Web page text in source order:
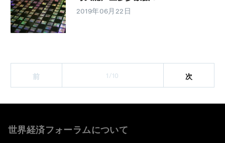
2019年06月22日
前 1/10 次
世界経済フォーラムについて